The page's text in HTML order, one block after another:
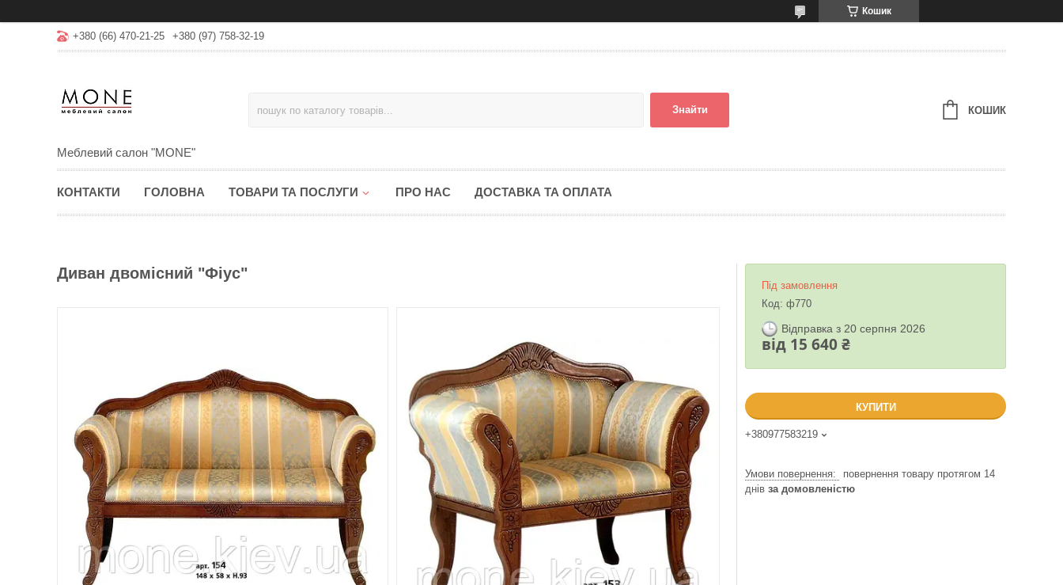
Кошик
+380 (66) 470-21-25 +380 (97) 758-32-19
Меблевий салон "MONE"
Знайти КОШИК
КОНТАКТИ ГОЛОВНА ТОВАРИ ТА ПОСЛУГИ ПРО НАС ДОСТАВКА ТА ОПЛАТА
Диван двомісний "Фіус"
Під замовлення
Код: ф770
Відправка з 20 серпня 2026
від 15 640 ₴
КУПИТИ
+380977583219
повернення товару протягом 14
днів за домовленістю